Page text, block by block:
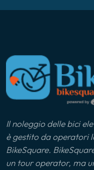
Il noleggio delle bici
è gestito da operatori
BikeSquare.
un tour operator, ma